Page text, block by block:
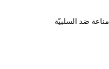
مناعة ضد السلبيّة